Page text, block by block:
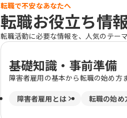
転職で不安なあなたへ
転職お役立ち情
転職活動に必要な情報を、人気のテー
基礎知識・事前準備
障害者雇用の基本から転職の始め方
障害者雇用とは 転職の始め